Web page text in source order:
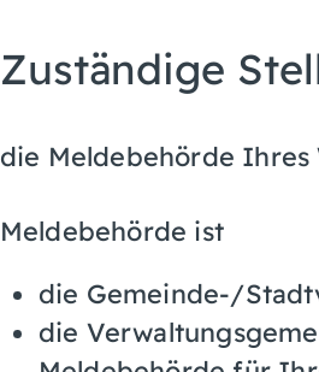
Zuständige
die Meldebehörde Ihres
Meldebehörde ist
die Gemeinde-/
die